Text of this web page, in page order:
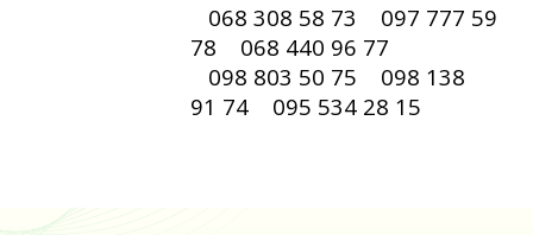
068 308 58 73 097 777 59
78 068 440 96 77
098 803 50 75 098 138
91 74 095 534 28 15